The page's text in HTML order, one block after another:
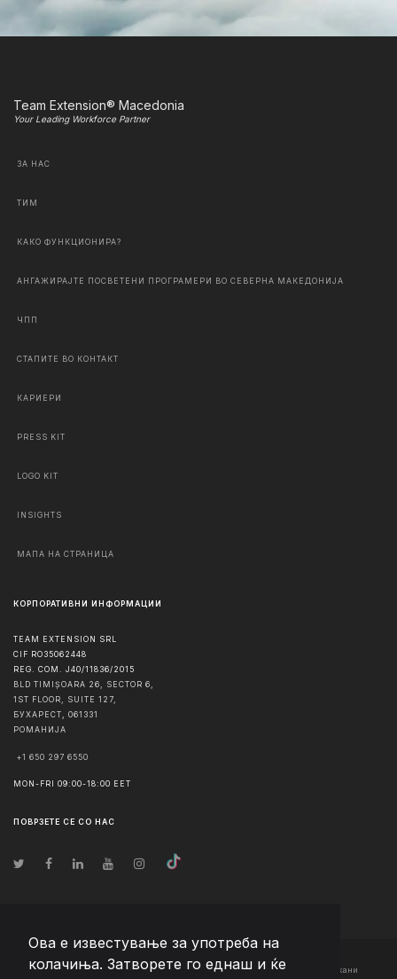
Ова е известување за употреба на
колачиња. Затворете го еднаш и ќе
Team Extension® Macedonia
Your Leading Workforce Partner
ЗА НАС
ТИМ
КАКО ФУНКЦИОНИРА?
АНГАЖИРАЈТЕ ПОСВЕТЕНИ ПРОГРАМЕРИ ВО СЕВЕРНА МАКЕДОНИЈА
ЧПП
СТАПИТЕ ВО КОНТАКТ
КАРИЕРИ
PRESS KIT
LOGO KIT
INSIGHTS
МАПА НА СТРАНИЦА
КОРПОРАТИВНИ ИНФОРМАЦИИ
TEAM EXTENSION SRL
CIF RO35062448
REG. COM. J40/11836/2015
BLD TIMIȘOARA 26, SECTOR 6,
1ST FLOOR, SUITE 127,
БУХАРЕСТ
061331
РОМАНИЈА
+1 650 297 6550
MON-FRI 09:00-18:00 EET
ПОВРЗЕТЕ СЕ СО НАС
© Авторско право2026 Team Extension Macedonia - Сите права задржани